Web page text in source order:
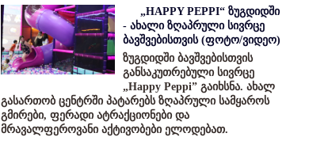
„HAPPY PEPPI“ ზუგდიდში
- ახალი ზღაპრული სივრცე
ბავშვებისთვის (ფოტო/ვიდეო)
ზუგდიდში ბავშვებისთვის
განსაკუთრებული სივრცე
„Happy Peppi” გაიხსნა. ახალ
გასართობ ცენტრში პატარებს ზღაპრული სამყაროს
გმირები, ფერადი ატრაქციონები და
მრავალფეროვანი აქტივობები ელოდებათ.